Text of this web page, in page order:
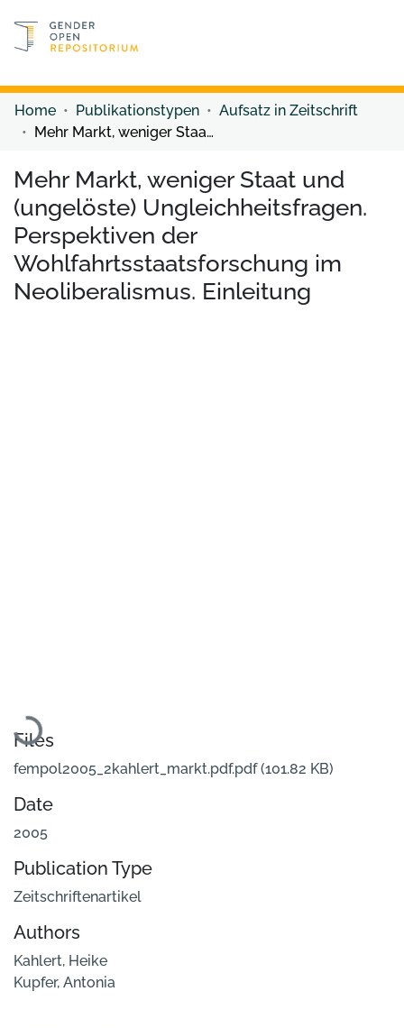
Discover content
Home Publikationstypen
Aufsatz in Zeitschrift
Mehr Markt, weniger Staat und (ungelöste) Ungleichheitsfragen. Perspektiven der Wohlfahrtsstaatsforschung im Neoliberalismus. Einleitung
Mehr Markt, weniger Staat und
(ungelöste) Ungleichheitsfragen.
Perspektiven der
Wohlfahrtsstaatsforschung im
Neoliberalismus. Einleitung
Loading...
Files
fempol2005_2kahlert_markt.pdf.pdf(101.82 KB)
Date
2005
Publication Type
Zeitschriftenartikel
Authors
Kahlert, Heike
Kupfer, Antonia